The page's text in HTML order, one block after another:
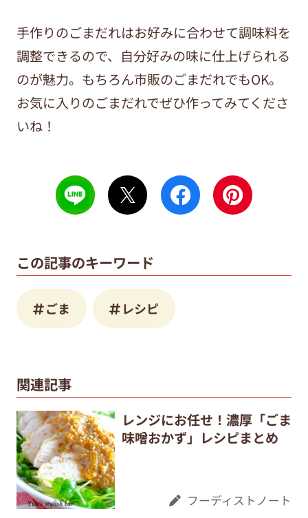
手作りのごまだれはお好みに合わせて調味料を
調整できるので、自分好みの味に仕上げられる
のが魅力。もちろん市販のごまだれでもOK。
お気に入りのごまだれでぜひ作ってみてくださ
いね！
この記事のキーワード
ごま レシピ
関連記事
レンジにお任せ！濃厚「ごま
味噌おかず」レシピまとめ
フーディストノート